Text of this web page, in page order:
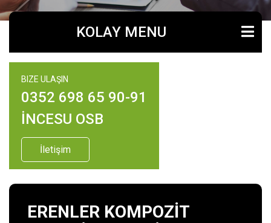
KOLAY MENU
BIZE ULAŞIN
0352 698 65 90-91
İNCESU OSB
İletişim
ERENLER KOMPOZİT